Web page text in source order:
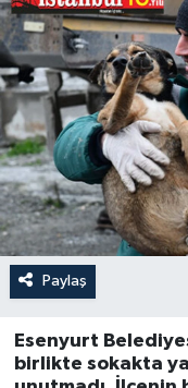
Paylaş
Esenyurt
birlikte sokakta